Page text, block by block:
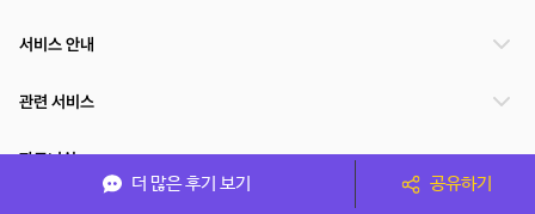
더 많은 후기 보기 공유하기
서비스 안내
관련 서비스
파트너쉽